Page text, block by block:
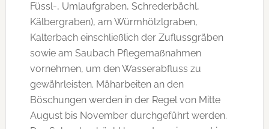
Füssl-, Umlaufgraben, Schrederbächl,
Kälbergraben), am Würmhölzlgraben,
Kalterbach einschließlich der Zuflussgräben
sowie am Saubach Pflegemaßnahmen
vornehmen, um den Wasserabfluss zu
gewährleisten. Mäharbeiten an den
Böschungen werden in der Regel von Mitte
August bis November durchgeführt werden.